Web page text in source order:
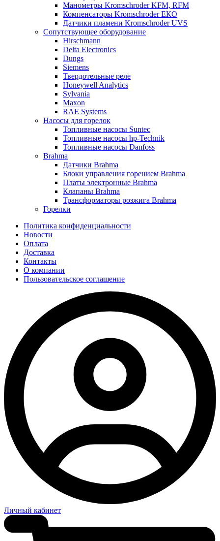
Манометры Kromschroder KFM, RFM
Компенсаторы Kromschroder ЕКО
Датчики пламени Kromschroder UVS
Сопутствующее оборудование
Hirschmann
Delta Electronics
Dungs
Siemens
Твердотельные реле
Honeywell Analytics
Sylvania
Maxon
RAE Systems
Насосы для горелок
Топливные насосы Suntec
Топливные насосы hp-Technik
Топливные насосы Danfoss
Brahma
Датчики Brahma
Блоки управления горением Brahma
Платы электронные Brahma
Клапаны Brahma
Трансформаторы розжига Brahma
Горелки
Политика конфиденциальности
Новости
Оплата
Доставка
Контакты
О компании
Пользовательское соглашение
Личный кабинет